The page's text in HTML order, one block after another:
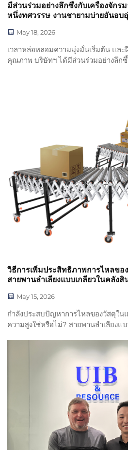
มีส่วนร่วมอย่างลึกซึ้งกับเครื่องจักรม
หนึ่งทศวรรษ งานชายามบ่ายอันอบ
May 18, 2026
เวลาหล่อหลอมความมุ่งมั่นเริ่มต้น และ
คุณภาพ บริษัทฯ ได้มีส่วนร่วมอย่างลึก
วิธีการเพิ่มประสิทธิภาพการไหลขอ
สายพานลำเลียงแบบเกลียวในคลังสิ
May 15, 2026
กำลังประสบปัญหาการไหลของวัสดุใน
ความสูงใช่หรือไม่? สายพานลำเลียงแ
เพิ่มปริมาณการประมวลผลและลดต้นทุ
ประสิทธิภาพศูนย์กระจายสินค้าแบบสู